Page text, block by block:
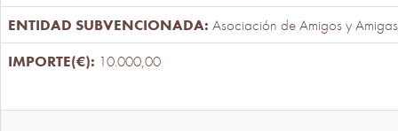
Asociación de Amigos y
10.000,00